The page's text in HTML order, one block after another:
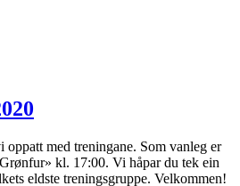
oppatt med treningane. Som vanleg er
kl. 17:00. Vi håpar du tek ein
eldste treningsgruppe. Velkommen!